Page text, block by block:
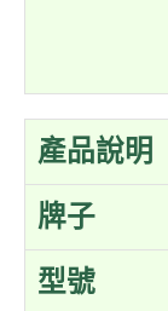
產品說明
牌子
型號